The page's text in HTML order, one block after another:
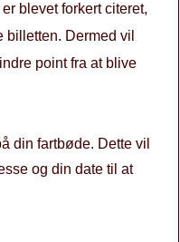
blevet forkert citeret,
Dermed vil
point fra at blive
din fartbøde. Dette vil
og din date til at